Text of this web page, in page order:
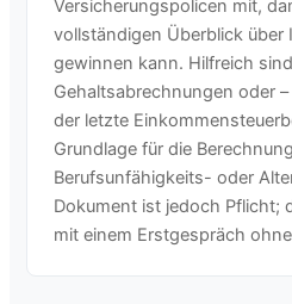
Versicherungspolicen mit,
vollständigen Überblick über
gewinnen kann. Hilfreich
Gehaltsabrechnungen oder
der letzte
Grundlage für die
Berufsunfähigkeits- oder
Dokument ist jedoch Pflicht;
mit einem Erstgespräch